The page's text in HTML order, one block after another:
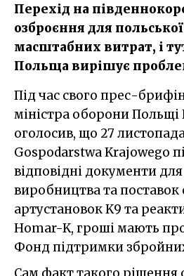
Перехід на
озброєння для
масштабних витрат, і
Польща вирішує
Під час свого прес-брифінгу заступник
міністра оборони Польщі
оголосив, що 27
Gospodarstwa Krajowego
відповідні документи
виробництва та поставок
артустановок K9 та
Homar-K, гроші мають
Фонд підтримки